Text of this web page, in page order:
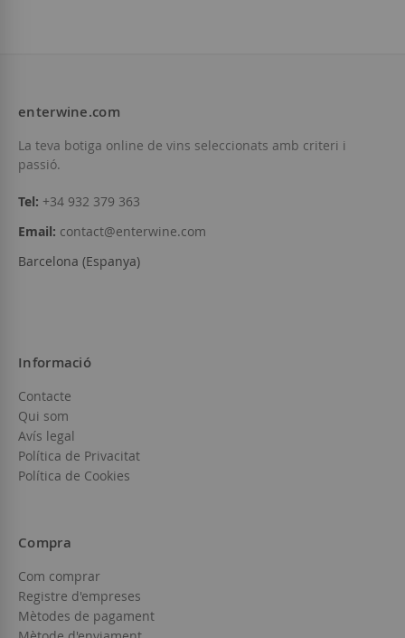
Afegir a la llista de desitjos
enterwine.com
La teva botiga online de vins seleccionats amb criteri i
passió.
Tel: +34 932 379 363
Email: contact@enterwine.com
Barcelona (Espanya)
Informació
Contacte
Qui som
Avís legal
Política de Privacitat
Política de Cookies
Compra
Com comprar
Registre d'empreses
Mètodes de pagament